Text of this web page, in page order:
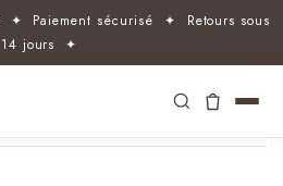
✦ Paiement sécurisé ✦ Retours sous
14 jours ✦